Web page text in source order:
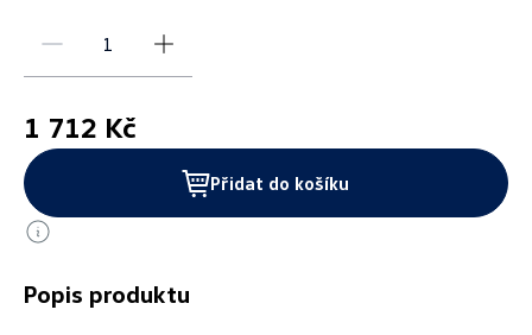
Popis produktu
1 712 Kč
Přidat do košíku